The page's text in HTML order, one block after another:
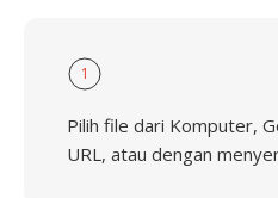
1
Pilih file dari Komputer,
URL, atau dengan